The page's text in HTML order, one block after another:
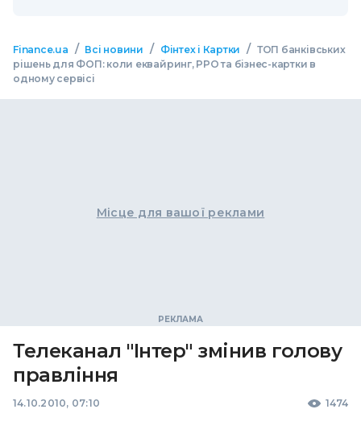
Finance.ua / Всі новини / Фінтех і Картки / ТОП банківських
рішень для ФОП: коли еквайринг, РРО та бізнес-картки в
одному сервісі
Місце для вашої реклами
Телеканал "Інтер" змінив голову
правління
14.10.2010, 07:10 1474